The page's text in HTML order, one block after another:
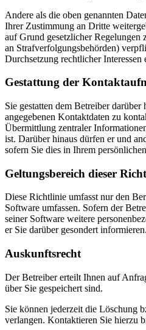
Andere als die oben genannten
Ihrer Zustimmung an Dritte
auf Grund gesetzlicher Regelungen
an Strafverfolgungsbehörden)
Durchsetzung rechtlicher Interessen
Gestattung der
Sie gestatten dem Betreiber
angegebenen Kontaktdaten zu
Übermittlung zentraler
ist. Darüber hinaus dürfen er und
sofern Sie dies in Ihrem
Geltungsbereich dieser
Diese Richtlinie umfasst nur den
Software umfassen. Sofern der
seiner Software weitere
er Sie darüber gesondert informieren.
Auskunftsrecht
Der Betreiber erteilt Ihnen auf
über Sie gespeichert sind.
Sie können jederzeit die Löschung
verlangen. Kontaktieren Sie hierzu